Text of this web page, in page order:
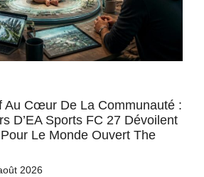
Au Cœur De La Communauté :
D’EA Sports FC 27 Dévoilent
Le Monde Ouvert The
2026